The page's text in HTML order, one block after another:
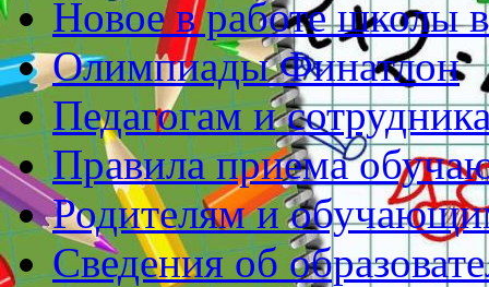
Новое в работе школы
Олимпиады Финатлон
Педагогам и
Правила приема
Родителям и
Сведения об